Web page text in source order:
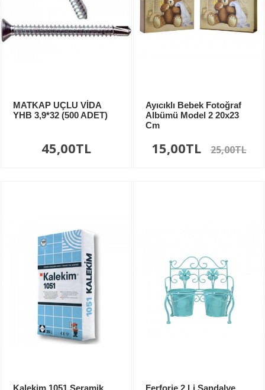
MATKAP UÇLU VİDA
YHB 3,9*32 (500 ADET)
45,00TL
Ayıcıklı Bebek Fotoğraf
Albümü Model 2 20x23
Cm
15,00TL 25,00TL
Kalekim 1051 Seramik Ferforje 2 Li Sandalye